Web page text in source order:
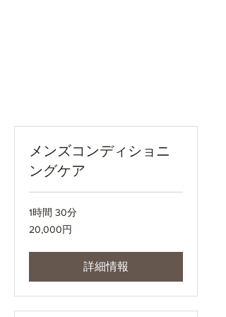
メンズコンディショニ
ングケア
1時間 30分
20,000
円
20,000円
詳細情報